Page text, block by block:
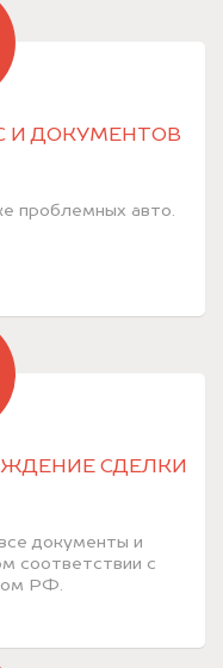
И ДОКУМЕНТОВ
проблемных авто.
СДЕЛКИ
документы и
соответствии с
РФ.